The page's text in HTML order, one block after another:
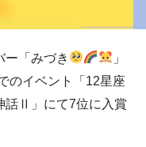
ー「みづき
」
のイベント「12星座
話Ⅱ」にて7位に入賞